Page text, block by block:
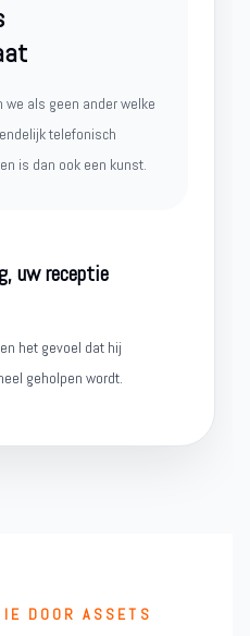
we als geen ander welke
telefonisch
is dan ook een kunst.
uw receptie
het gevoel dat hij
geholpen wordt.
DOOR ASSETS